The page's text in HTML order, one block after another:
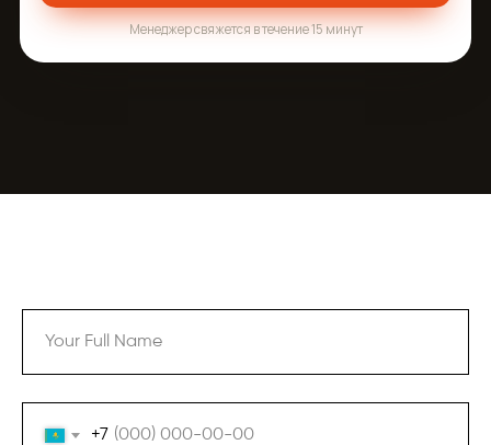
Менеджер свяжется в течение 15 минут
+7